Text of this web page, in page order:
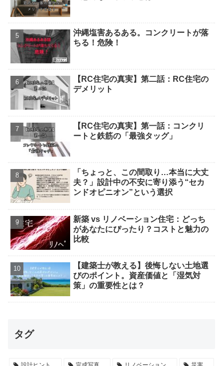
沖縄塩害あるある。コンクリートが落
ちる！危険！
【RC住宅の真実】第二話：RC住宅の
デメリット
【RC住宅の真実】第一話：コンクリ
ートと鉄筋の「最強タッグ」
「ちょっと、この間取り…本当に大丈
夫？」設計中の不安に寄り添う“セカ
ンドオピニオン”という選択
新築 vs リノベーション住宅：どっち
があなたにぴったり？コストと魅力の
比較
【建築士が教える】後悔しない土地選
びのポイント。資産価値と「湿気対
策」の重要性とは？
タグ